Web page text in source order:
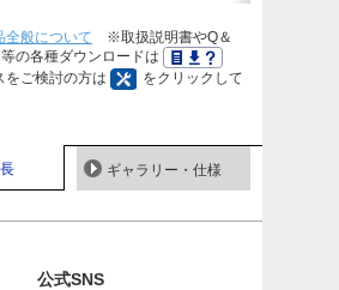
全般について ※取扱説明書やQ＆
の各種ダウンロードは
をご検討の方は
をクリックして
ギャラリー・仕様
公式SNS